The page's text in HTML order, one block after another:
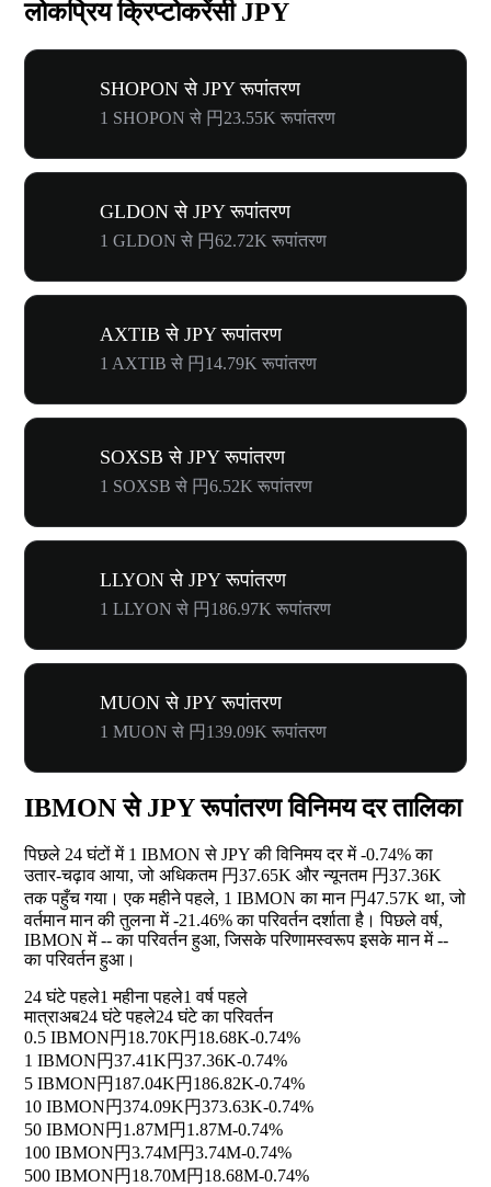
लोकप्रिय क्रिप्टोकरेंसी JPY
SHOPON से JPY रूपांतरण
1 SHOPON से 円23.55K रूपांतरण
GLDON से JPY रूपांतरण
1 GLDON से 円62.72K रूपांतरण
AXTIB से JPY रूपांतरण
1 AXTIB से 円14.79K रूपांतरण
SOXSB से JPY रूपांतरण
1 SOXSB से 円6.52K रूपांतरण
LLYON से JPY रूपांतरण
1 LLYON से 円186.97K रूपांतरण
MUON से JPY रूपांतरण
1 MUON से 円139.09K रूपांतरण
IBMON से JPY रूपांतरण विनिमय दर तालिका
पिछले 24 घंटों में 1 IBMON से JPY की विनिमय दर में-0.74%का
उतार-चढ़ाव आया, जो अधिकतम 円37.65K और न्यूनतम 円37.36K
तक पहुँच गया। एक महीने पहले, 1 IBMON का मान 円47.57K था, जो
वर्तमान मान की तुलना में-21.46%का परिवर्तन दर्शाता है। पिछले वर्ष,
IBMON में--का परिवर्तन हुआ, जिसके परिणामस्वरूप इसके मान में--
का परिवर्तन हुआ।
24 घंटे पहले1 महीना पहले1 वर्ष पहले
मात्राअब24 घंटे पहले24 घंटे का परिवर्तन
0.5 IBMON円18.70K円18.68K-0.74%
1 IBMON円37.41K円37.36K-0.74%
5 IBMON円187.04K円186.82K-0.74%
10 IBMON円374.09K円373.63K-0.74%
50 IBMON円1.87M円1.87M-0.74%
100 IBMON円3.74M円3.74M-0.74%
500 IBMON円18.70M円18.68M-0.74%